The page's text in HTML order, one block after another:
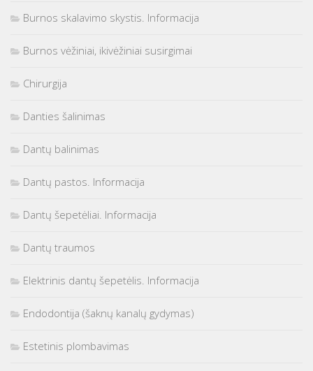
Burnos skalavimo skystis. Informacija
Burnos vėžiniai, ikivėžiniai susirgimai
Chirurgija
Danties šalinimas
Dantų balinimas
Dantų pastos. Informacija
Dantų šepetėliai. Informacija
Dantų traumos
Elektrinis dantų šepetėlis. Informacija
Endodontija (šaknų kanalų gydymas)
Estetinis plombavimas